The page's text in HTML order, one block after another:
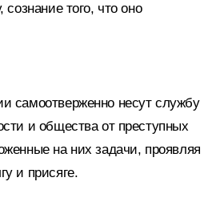
того, что оно
самоотверженно несут службу
и общества от преступных
на них задачи, проявляя
и присяге.